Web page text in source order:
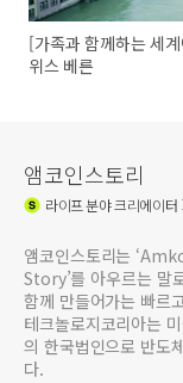
[가족과 함께하는 세
위스 베른
앰코인스토리
라이프분야 크리에이터
앰코인스토리는
Story’를 아우르는 말
함께 만들어가는 빠르
테크놀로지코리아는
의 한국법인으로 반도
다.